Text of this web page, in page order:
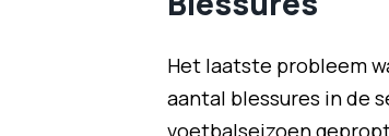
Het laatste probleem
aantal blessures in de
voetbalseizoen